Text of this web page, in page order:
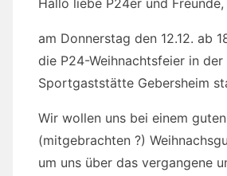
Hallo liebe P24er und Freunde,
am Donnerstag den 12.12. ab
die P24-Weihnachtsfeier in der
Sportgaststätte Gebersheim
Wir wollen uns bei einem
(mitgebrachten ?)
um uns über das vergangene